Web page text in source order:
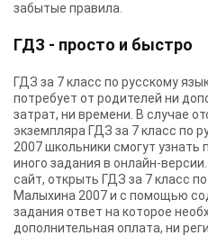
забытые правила.
ГДЗ - просто и быстро
ГДЗ за 7 класс по русскому
потребует от родителей ни
затрат, ни времени. В случае
экземпляра ГДЗ за 7 класс по
2007 школьники смогут узнать
иного задания в онлайн-
сайт, открыть ГДЗ за 7 класс
Малыхина 2007 и с помощью
задания ответ на которое
дополнительная оплата, ни